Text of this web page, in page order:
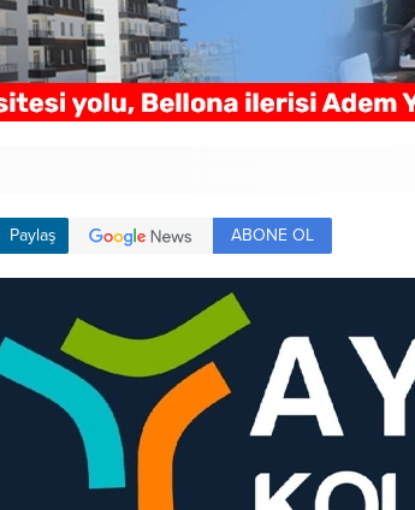
Paylaş ABONE OL